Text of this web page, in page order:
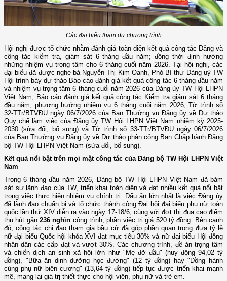
Các đại biểu tham dự chương trình
Hội nghị được tổ chức nhằm đánh giá toàn diện kết quả công tác Đảng và
công tác kiểm tra, giám sát 6 tháng đầu năm; đồng thời định hướng
những nhiệm vụ trọng tâm cho 6 tháng cuối năm 2026. Tại hội nghị, các
đại biểu đã được nghe bà Nguyễn Thị Kim Oanh, Phó Bí thư Đảng uỷ TW
Hội trình bày dự thảo Báo cáo đánh giá kết quả công tác 6 tháng đầu năm
và nhiệm vụ trọng tâm 6 tháng cuối năm 2026 của Đảng ủy TW Hội LHPN
Việt Nam; Báo cáo đánh giá kết quả công tác Kiểm tra giám sát 6 tháng
đầu năm, phương hướng nhiệm vụ 6 tháng cuối năm 2026; Tờ trình số
32-TTr/BTVĐU ngày 06/7/2026 của Ban Thường vụ Đảng ủy về Dự thảo
Quy chế làm việc của Đảng ủy TW Hội LHPN Việt Nam nhiệm kỳ 2025-
2030 (sửa đổi, bổ sung) và Tờ trình số 33-TTr/BTVĐU ngày 06/7/2026
của Ban Thường vụ Đảng ủy về Dự thảo phân công Ban Chấp hành Đảng
bộ TW Hội LHPN Việt Nam (sửa đổi, bổ sung).
Kết quả nổi bật trên mọi mặt công tác của Đảng bộ TW Hội LHPN Việt
Nam
Trong 6 tháng đầu năm 2026, Đảng bộ TW Hội LHPN Việt Nam đã bám
sát sự lãnh đạo của TW, triển khai toàn diện và đạt nhiều kết quả nổi bật
trong việc thực hiện nhiệm vụ chính trị. Dấu ấn lớn nhất là việc Đảng ủy
đã lãnh đạo chuẩn bị và tổ chức thành công Đại hội đại biểu phụ nữ toàn
quốc lần thứ XIV diễn ra vào ngày 17-18/6, cùng với đợt thi đua cao điểm
thu hút gần 236 nghìn công trình, phần việc trị giá 520 tỷ đồng. Bên cạnh
đó, công tác chỉ đạo tham gia bầu cử đã góp phần quan trọng đưa tỷ lệ
nữ đại biểu Quốc hội khóa XVI đạt mục tiêu 30% và nữ đại biểu Hội đồng
nhân dân các cấp đạt và vượt 30%. Các chương trình, đề án trọng tâm
và chiến dịch an sinh xã hội lớn như "Mẹ đỡ đầu" (huy động 94,02 tỷ
đồng), "Bữa ăn dinh dưỡng học đường" (12 tỷ đồng) hay "Đồng hành
cùng phụ nữ biên cương" (13,64 tỷ đồng) tiếp tục được triển khai mạnh
mẽ, mang lại giá trị thiết thực cho hội viên, phụ nữ và trẻ em.